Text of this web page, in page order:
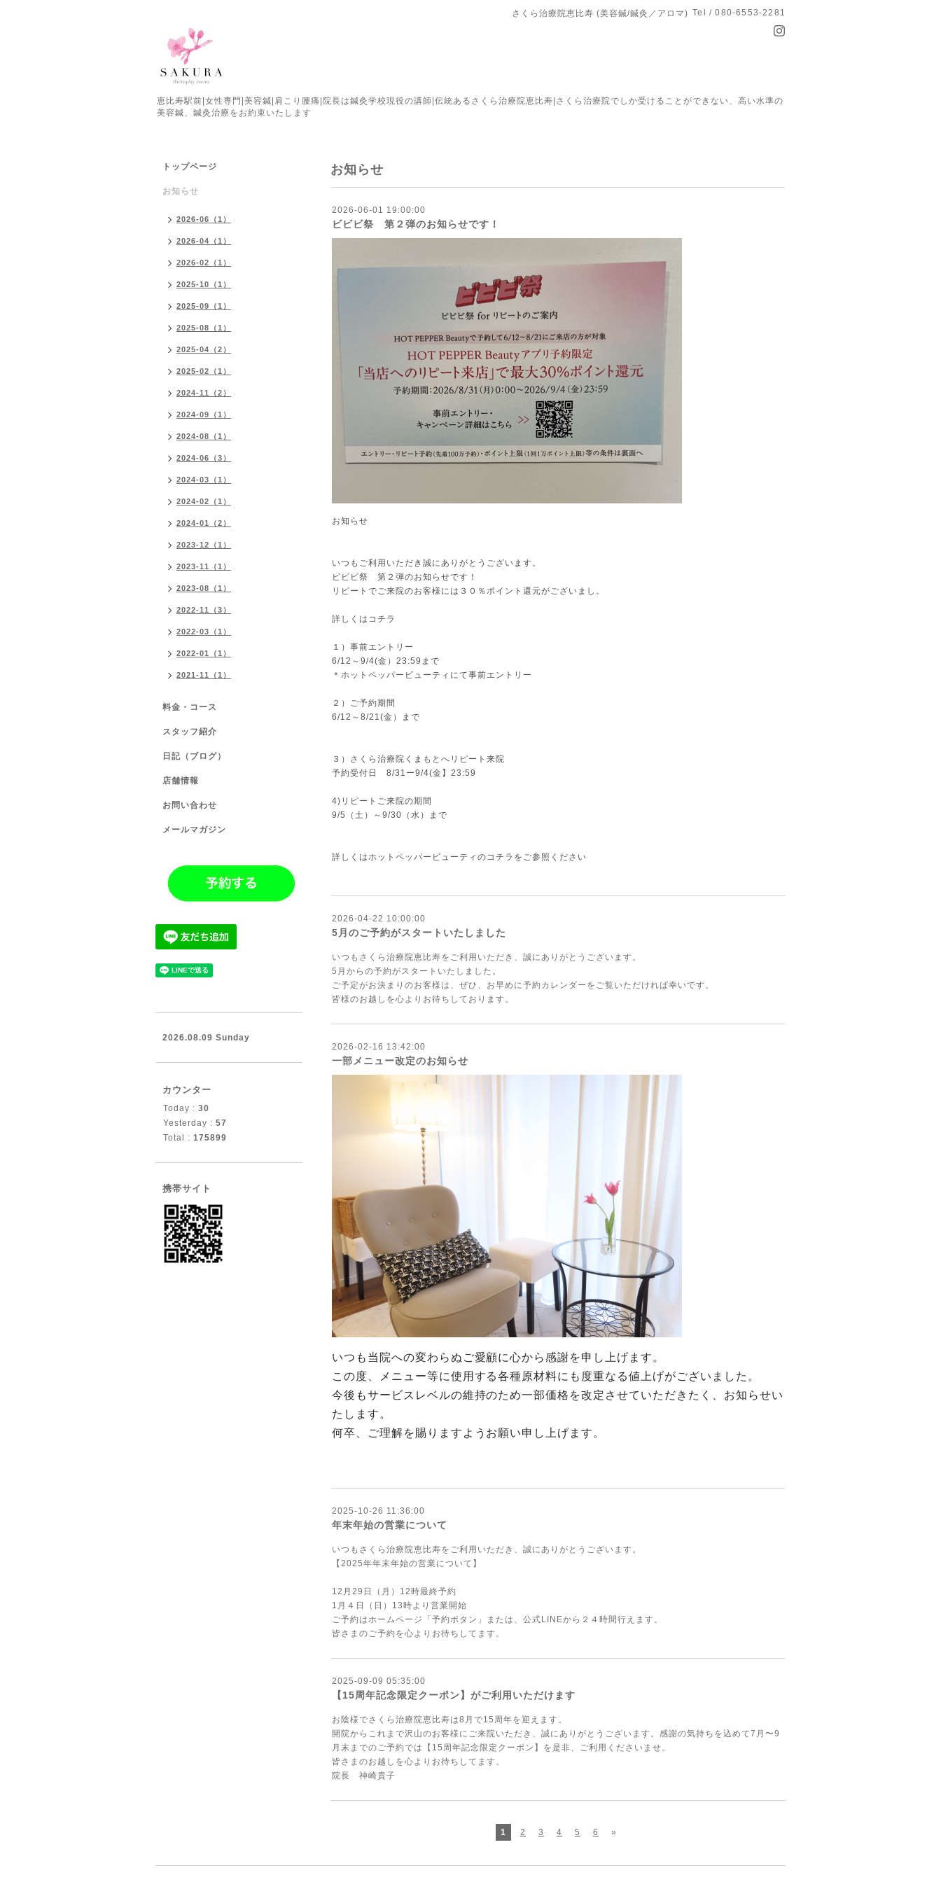
さくら治療院恵比寿 (美容鍼/鍼灸／アロマ) Tel / 080-6553-2281
恵比寿駅前|女性専門|美容鍼|肩こり腰痛|院長は鍼灸学校現役の講師|伝統あるさくら治療院恵比寿|さくら治療院でしか受けることができない、高い水準の
美容鍼、鍼灸治療をお約束いたします
お知らせ
2026-06-01 19:00:00
ビビビ祭 第２弾のお知らせです！
お知らせ
いつもご利用いただき誠にありがとうございます。
ビビビ祭 第２弾のお知らせです！
リピートでご来院のお客様には３０％ポイント還元がございまし。
詳しくはコチラ
１）事前エントリー
6/12～9/4(金）23:59まで
＊ホットペッパービューティにて事前エントリー
２）ご予約期間
6/12～8/21(金）まで
３）さくら治療院くまもとへリピート来院
予約受付日 8/31ー9/4(金】23:59
4)リピートご来院の期間
9/5（土）～9/30（水）まで
詳しくはホットペッパービューティのコチラをご参照ください
2026-04-22 10:00:00
5月のご予約がスタートいたしました
いつもさくら治療院恵比寿をご利用いただき、誠にありがとうございます。
5月からの予約がスタートいたしました。
ご予定がお決まりのお客様は、ぜひ、お早めに予約カレンダーをご覧いただければ幸いです。
皆様のお越しを心よりお待ちしております。
2026-02-16 13:42:00
一部メニュー改定のお知らせ
いつも当院への変わらぬご愛顧に心から感謝を申し上げます。
この度、メニュー等に使用する各種原材料にも度重なる値上げがございました。
今後もサービスレベルの維持のため一部価格を改定させていただきたく、お知らせい
たします。
何卒、ご理解を賜りますようお願い申し上げます。
2025-10-26 11:36:00
年末年始の営業について
いつもさくら治療院恵比寿をご利用いただき、誠にありがとうございます。
【2025年年末年始の営業について】
12月29日（月）12時最終予約
1月４日（日）13時より営業開始
ご予約はホームページ「予約ボタン」または、公式LINEから２４時間行えます。
皆さまのご予約を心よりお待ちしてます。
2025-09-09 05:35:00
【15周年記念限定クーポン】がご利用いただけます
お陰様でさくら治療院恵比寿は8月で15周年を迎えます。
開院からこれまで沢山のお客様にご来院いただき、誠にありがとうございます。感謝の気持ちを込めて7月〜9
月末までのご予約では【15周年記念限定クーポン】を是非、ご利用くださいませ。
皆さまのお越しを心よりお待ちしてます。
院長 神崎貴子
1 2 3 4 5 6 »
トップページ
お知らせ
2026-06（1）
2026-04（1）
2026-02（1）
2025-10（1）
2025-09（1）
2025-08（1）
2025-04（2）
2025-02（1）
2024-11（2）
2024-09（1）
2024-08（1）
2024-06（3）
2024-03（1）
2024-02（1）
2024-01（2）
2023-12（1）
2023-11（1）
2023-08（1）
2022-11（3）
2022-03（1）
2022-01（1）
2021-11（1）
料金・コース
スタッフ紹介
日記（ブログ）
店舗情報
お問い合わせ
メールマガジン
2026.08.09 Sunday
カウンター
Today : 30
Yesterday : 57
Total : 175899
携帯サイト